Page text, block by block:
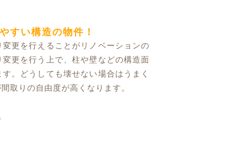
い構造の物件！
更を行えることがリノベーションの
更を行う上で、柱や壁などの構造面
。どうしても壊せない場合はうまく
取りの自由度が高くなります。